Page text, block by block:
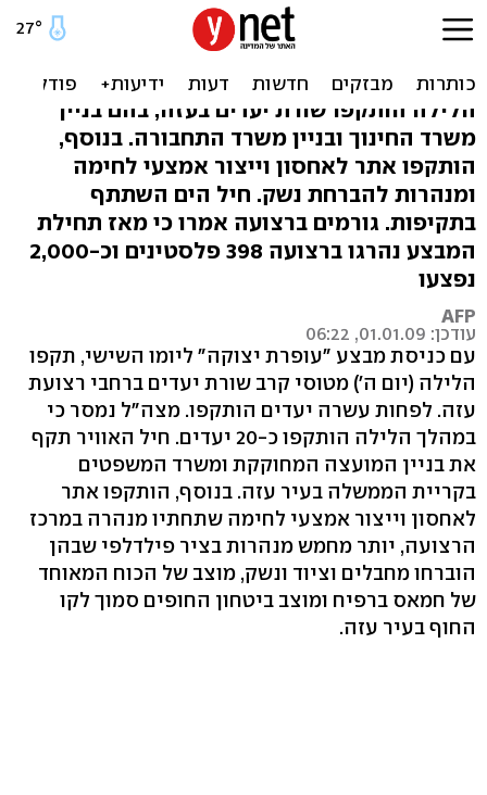
חיל האוויר פגע בעוד בנייני
ממשלה בעזה
הלילה הותקפו שורת יעדים בעזה, בהם בניין
משרד החינוך ובניין משרד התחבורה. בנוסף,
הותקפו אתר לאחסון וייצור אמצעי לחימה
ומנהרות להברחת נשק. חיל הים השתתף
בתקיפות. גורמים ברצועה אמרו כי מאז תחילת
המבצע נהרגו ברצועה 398 פלסטינים וכ-2,000
נפצעו
AFP
עודכן: 01.01.09, 06:22
עם כניסת מבצע "עופרת יצוקה" ליומו השישי, תקפו
הלילה (יום ה') מטוסי קרב שורת יעדים ברחבי רצועת
עזה. לפחות עשרה יעדים הותקפו. מצה"ל נמסר כי
במהלך הלילה הותקפו כ-20 יעדים. חיל האוויר תקף
את בניין המועצה המחוקקת ומשרד המשפטים
בקריית הממשלה בעיר עזה. בנוסף, הותקפו אתר
לאחסון וייצור אמצעי לחימה שתחתיו מנהרה במרכז
הרצועה, יותר מחמש מנהרות בציר פילדלפי שבהן
הוברחו מחבלים וציוד ונשק, מוצב של הכוח המאוחד
של חמאס ברפיח ומוצב ביטחון החופים סמוך לקו
החוף בעיר עזה.